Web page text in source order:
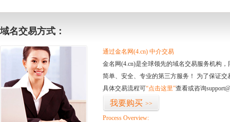
域名交易方式：
通过金名网(4.cn) 中介交易
金名网(4.cn)是全球领先的域名交易服务机构
简单、安全、专业的第三方服务！ 为了保证
具体交易流程可“点击这里”查看或咨询
我要购买 >>
Process Overview: